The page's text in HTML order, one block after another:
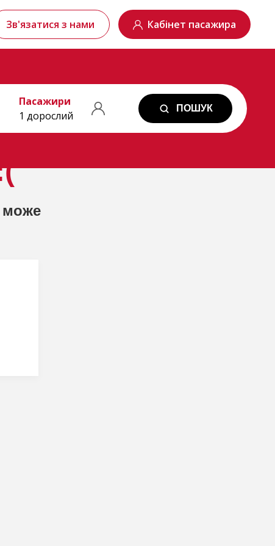
Зв'язатися з нами Кабінет пасажира
Пасажири
1 дорослий
ПОШУК
може